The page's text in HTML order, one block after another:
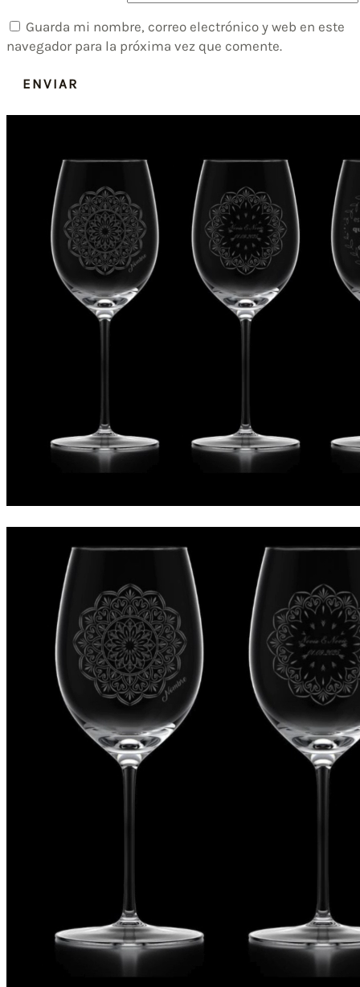
Guarda mi nombre, correo electrónico y web en este
navegador para la próxima vez que comente.